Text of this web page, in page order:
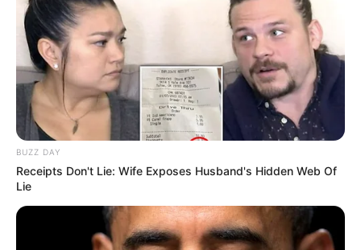
BUZZ DAY
Receipts Don't Lie: Wife Exposes Husband's Hidden Web Of
Lie